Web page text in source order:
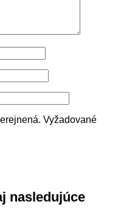
Vyžadované
nasledujúce